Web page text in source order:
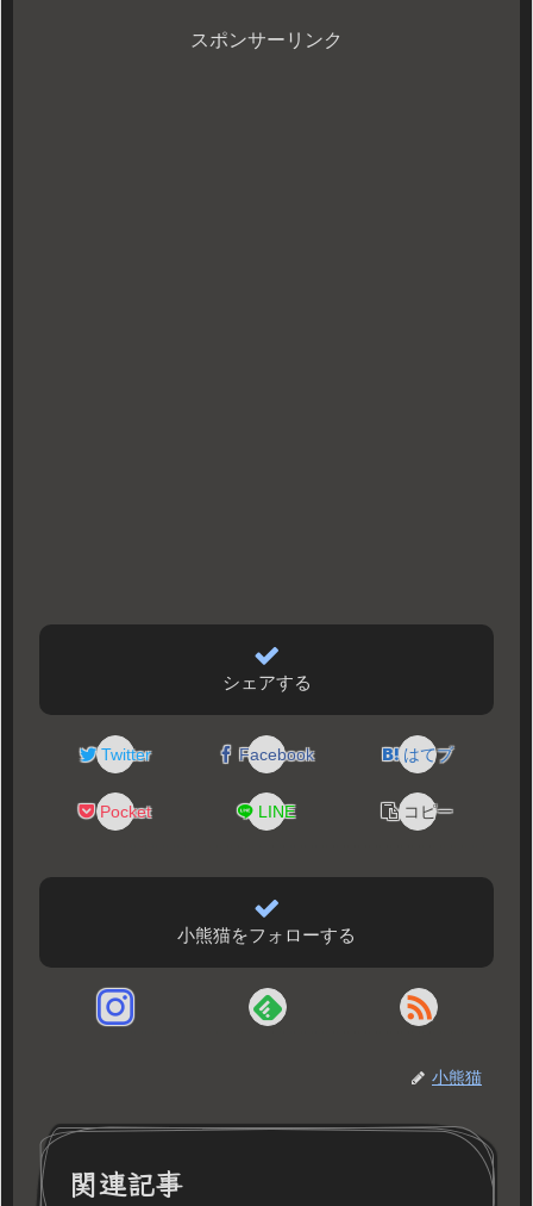
スポンサーリンク
シェアする
Twitter Facebook はてブ
Pocket LINE コピー
小熊猫をフォローする
小熊猫
関連記事